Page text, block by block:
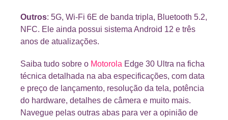
Outros: 5G, Wi-Fi 6E de banda tripla, Bluetooth 5.2,
NFC. Ele ainda possui sistema Android 12 e três
anos de atualizações.
Saiba tudo sobre o Motorola Edge 30 Ultra na ficha
técnica detalhada na aba especificações, com data
e preço de lançamento, resolução da tela, potência
do hardware, detalhes de câmera e muito mais.
Navegue pelas outras abas para ver a opinião de